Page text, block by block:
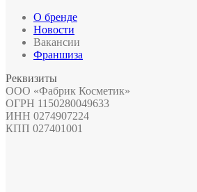
О бренде
Новости
Вакансии
Франшиза
Реквизиты
ООО «Фабрик Косметик»
ОГРН 1150280049633
ИНН 0274907224
КПП 027401001